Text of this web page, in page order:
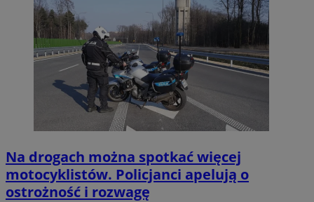
Na drogach można spotkać więcej
motocyklistów. Policjanci apelują o
ostrożność i rozwagę